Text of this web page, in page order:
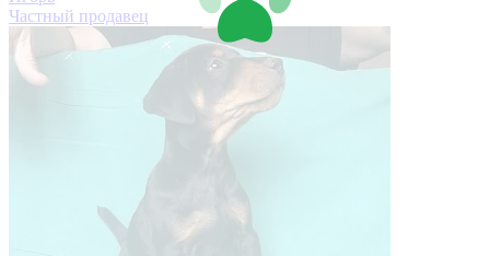
Частный продавец